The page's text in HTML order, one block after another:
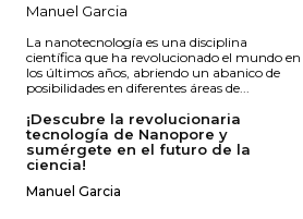
Manuel Garcia
La nanotecnología es una disciplina
científica que ha revolucionado el mundo en
los últimos años, abriendo un abanico de
posibilidades en diferentes áreas de...
¡Descubre la revolucionaria
tecnología de Nanopore y
sumérgete en el futuro de la
ciencia!
Manuel Garcia